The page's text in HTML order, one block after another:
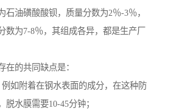
石油磺酸酸钡，质量分数为2％-3％，
数为7-8％，其组成各异，都是生产厂
在的共同缺点是：
如附着在钢水表面的成分，在这种防
脱水膜需要10-45分钟；